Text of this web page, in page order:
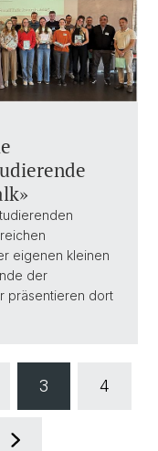
eigenen kleinen
der
präsentieren dort
3 4